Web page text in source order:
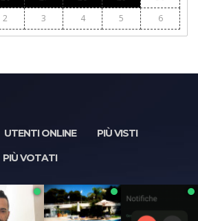
2 3 4 5 6
UTENTI ONLINE
PIÙ VISTI
PIÙ VOTATI